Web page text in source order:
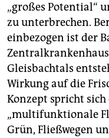
„großes Potential“
zu unterbrechen.
einbezogen ist der
Gleisbachtals
Wirkung auf die
Konzept spricht
„multifunktionale
Grün, Fließwegen